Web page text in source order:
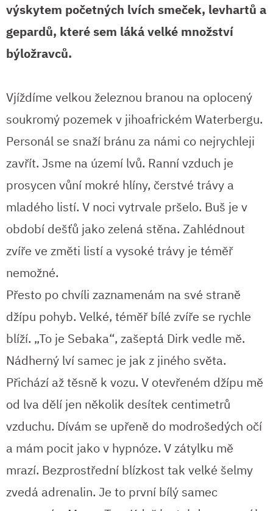
výskytem početných lvích smeček, levhartů a
gepardů, které sem láká velké množství
býložravců.
Vjíždíme velkou železnou branou na oplocený
soukromý pozemek v jihoafrickém Waterbergu.
Personál se snaží bránu za námi co nejrychleji
zavřít. Jsme na území lvů. Ranní vzduch je
prosycen vůní mokré hlíny, čerstvé trávy a
mladého listí. V noci vytrvale pršelo. Buš je v
období dešťů jako zelená stěna. Zahlédnout
zvíře ve změti listí a vysoké trávy je téměř
nemožné.
Přesto po chvíli zaznamenám na své straně
džípu pohyb. Velké, téměř bílé zvíře se rychle
blíží. „To je Sebaka“, zašeptá Dirk vedle mě.
Nádherný lví samec je jak z jiného světa.
Přichází až těsně k vozu. V otevřeném džípu mě
od lva dělí jen několik desítek centimetrů
vzduchu. Dívám se upřeně do modrošedých očí
a mám pocit jako v hypnóze. V zátylku mě
mrazí. Bezprostřední blízkost tak velké šelmy
zvedá adrenalin. Je to první bílý samec